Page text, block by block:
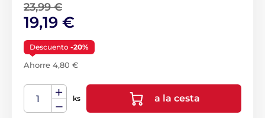
23,99 €
19,19 €
Descuento -20%
Ahorre 4,80 €
ks a la cesta